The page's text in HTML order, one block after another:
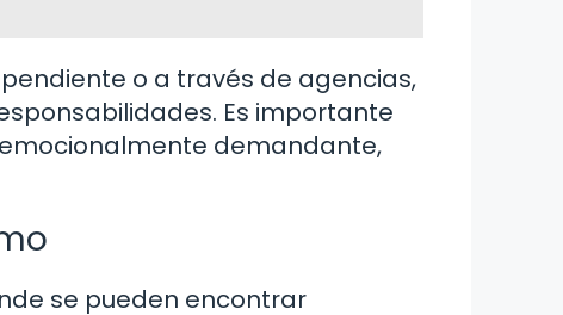
o a través de agencias,
Es importante
demandante,
se pueden encontrar